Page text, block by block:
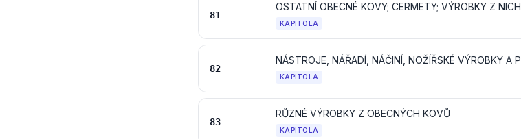
81
OSTATNÍ OBECNÉ KOVY; CERMETY; VÝROBKY Z NICH
KAPITOLA
82
KAPITOLA
83
RŮZNÉ VÝROBKY Z OBECNÝCH KOVŮ
KAPITOLA